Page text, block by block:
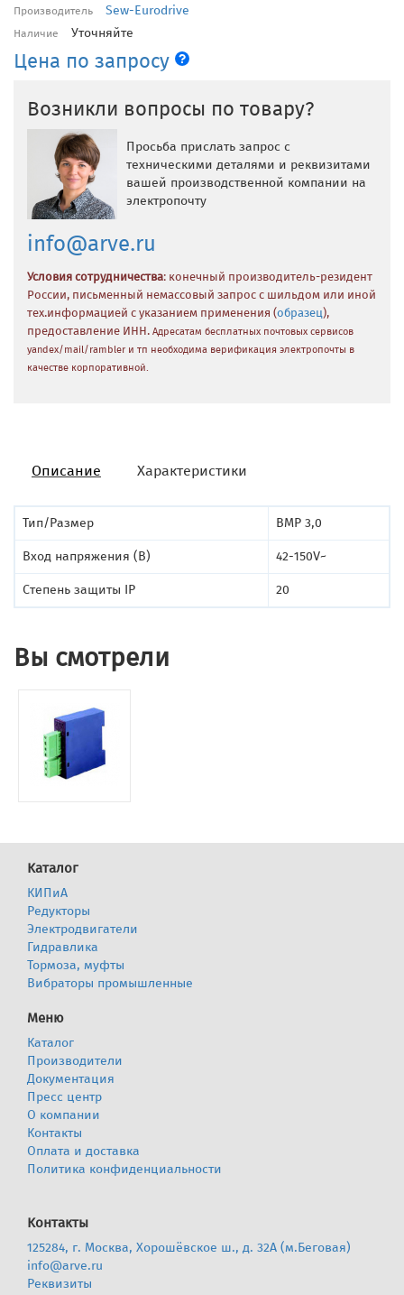
Производитель Sew-Eurodrive
Наличие Уточняйте
Цена по запросу
Возникли вопросы по товару?
Просьба прислать запрос с
техническими деталями и реквизитами
вашей производственной компании на
электропочту
info@arve.ru
Условия сотрудничества: конечный производитель-резидент
России, письменный немассовый запрос с шильдом или иной
тех.информацией с указанием применения (образец),
предоставление ИНН. Адресатам бесплатных почтовых сервисов
yandex/mail/rambler и тп необходима верификация электропочты в
качестве корпоративной.
Описание Характеристики
Тип/Размер BMP 3,0
Вход напряжения (В) 42-150V~
Степень защиты IP 20
Вы смотрели
Каталог
КИПиА
Редукторы
Электродвигатели
Гидравлика
Тормоза, муфты
Вибраторы промышленные
Меню
Каталог
Производители
Документация
Пресс центр
О компании
Контакты
Оплата и доставка
Политика конфиденциальности
Контакты
125284, г. Москва, Хорошёвское ш., д. 32А (м.Беговая)
info@arve.ru
Реквизиты